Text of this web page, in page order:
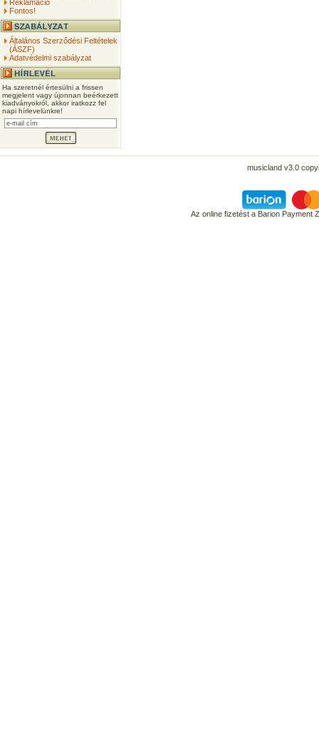
Reklamáció
Fontos!
Általános Szerződési Feltételek
(ÁSZF)
Adatvédelmi szabályzat
Ha szeretnél értesülni a frissen
megjelent vagy újonnan beérkezett
kiadványokról, akkor iratkozz fel
napi hírlevelünkre!
musicland v3.0
Az online fizetést a Barion Payment